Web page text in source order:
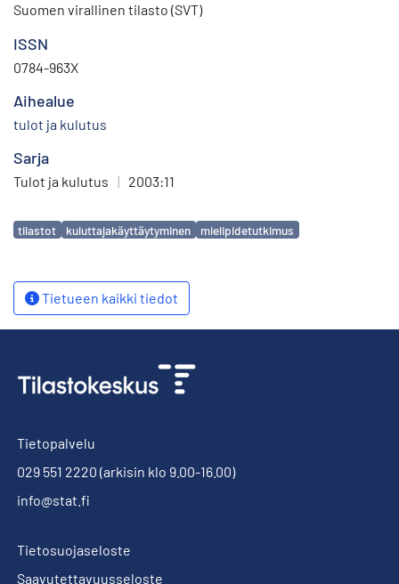
Suomen virallinen tilasto (SVT)
ISSN
0784-963X
Aihealue
tulot ja kulutus
Sarja
Tulot ja kulutus | 2003:11
Avainsanat
tilastot kuluttajakäyttäytyminen mielipidetutkimus
Tietueen kaikki tiedot
Tietopalvelu
029 551 2220 (arkisin klo 9.00-16.00)
info@stat.fi
Tietosuojaseloste
Saavutettavuusseloste